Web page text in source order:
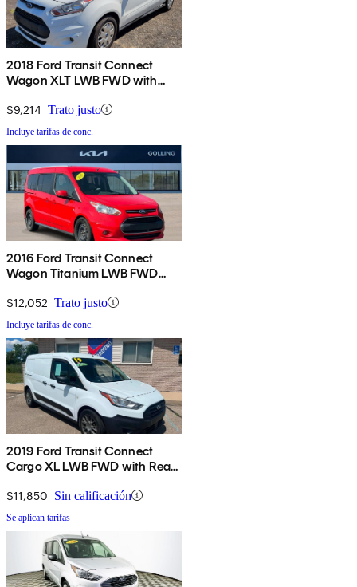
2018 Ford Transit Connect
Wagon XLT LWB FWD with
$9,214 Trato justo
Incluye tarifas de conc.
2016 Ford Transit Connect
Wagon Titanium LWB FWD
$12,052 Trato justo
Incluye tarifas de conc.
2019 Ford Transit Connect
Cargo XL LWB FWD with Rear
$11,850 Sin calificación
Se aplican tarifas